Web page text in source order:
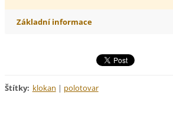
Základní informace
Štítky: klokan | polotovar